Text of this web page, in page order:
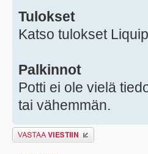
Tulokset
Katso tulokset
Palkinnot
Potti ei ole vielä
tai vähemmän.
Lähetä vastaus